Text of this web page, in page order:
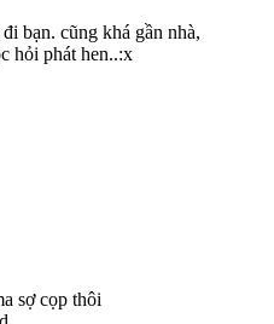
bạn. cũng khá gần nhà,
hỏi phát hen..:x
sợ cọp thôi